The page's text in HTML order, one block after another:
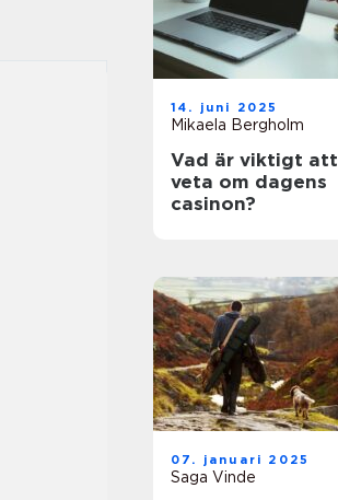
14. juni 2025
Mikaela Bergholm
Vad är viktigt att
veta om dagens
casinon?
07. januari 2025
Saga Vinde